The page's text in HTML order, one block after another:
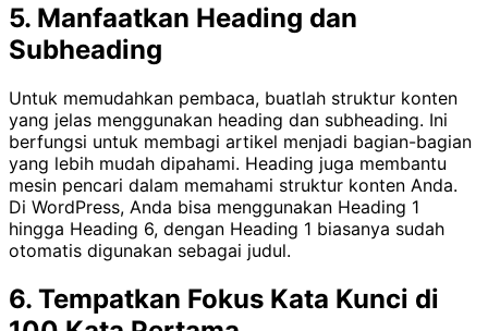
5. Manfaatkan Heading dan
Subheading
Untuk memudahkan pembaca, buatlah struktur konten
yang jelas menggunakan heading dan subheading. Ini
berfungsi untuk membagi artikel menjadi bagian-bagian
yang lebih mudah dipahami. Heading juga membantu
mesin pencari dalam memahami struktur konten Anda.
Di WordPress, Anda bisa menggunakan Heading 1
hingga Heading 6, dengan Heading 1 biasanya sudah
otomatis digunakan sebagai judul.
6. Tempatkan Fokus Kata Kunci di